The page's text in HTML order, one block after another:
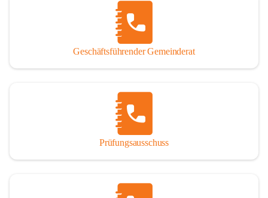
Geschäftsführender Gemeinderat
Prüfungsausschuss